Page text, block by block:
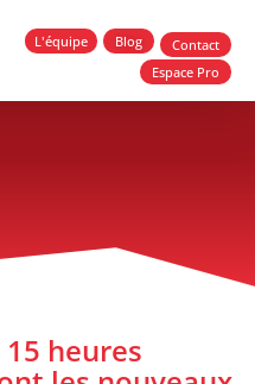
L'équipe Blog
Contact
Espace Pro
heures